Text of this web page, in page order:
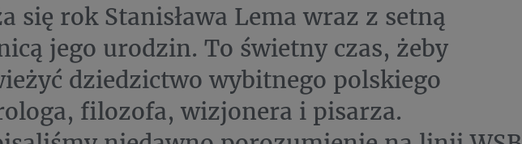
się rok Stanisława Lema wraz z setną
jego urodzin. To świetny czas, żeby
dziedzictwo wybitnego polskiego
filozofa, wizjonera i pisarza.